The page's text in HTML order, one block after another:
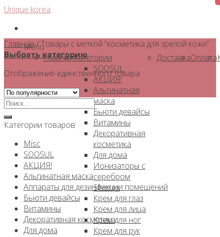
Skip
content
Unique korea
Menu
ГлавнаяКатегории
SOOSUL
АКЦИЯ!
Альгинатная
маска
Бьюти девайсы
Витамины
Декоративная
косметика
Для дома
Ионизаторы с
серебром
Silverex
Крем для глаз
Крем для лица
Крем для ног
Крем для рук
ДоставкаОплата
Главная/Товары с меткой “косметика для зрелой кожи”
Выбрать категорию
Отображение единственного товара
Искать:
Категории товаров
Misc
SOOSUL
АКЦИЯ!
Альгинатная маска
Аппараты для дезинфекции помещений
Бьюти девайсы
Витамины
Декоративная косметика
Для дома